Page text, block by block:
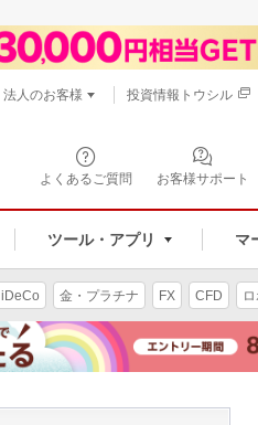
よくあるご質問 お客様サポート
ツール・アプリ マ
法人のお客様 投資情報トウシル
iDeCo 金・プラチナ FX CFD